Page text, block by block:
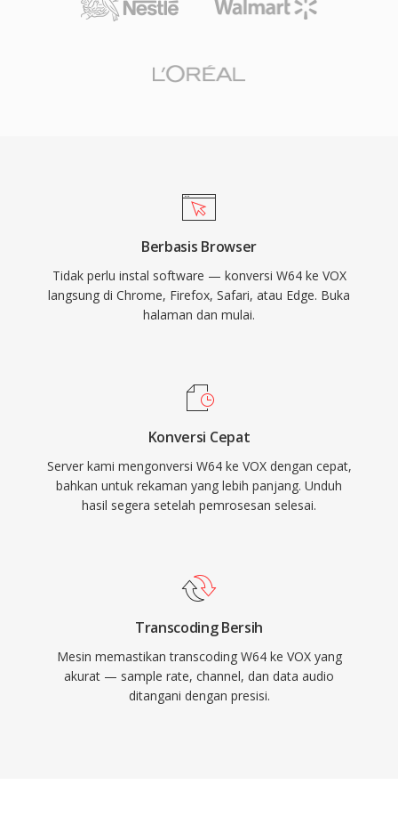
Berbasis Browser
Tidak perlu instal software — konversi W64 ke VOX
langsung di Chrome, Firefox, Safari, atau Edge. Buka
halaman dan mulai.
Konversi Cepat
Server kami mengonversi W64 ke VOX dengan cepat,
bahkan untuk rekaman yang lebih panjang. Unduh
hasil segera setelah pemrosesan selesai.
Transcoding Bersih
Mesin memastikan transcoding W64 ke VOX yang
akurat — sample rate, channel, dan data audio
ditangani dengan presisi.